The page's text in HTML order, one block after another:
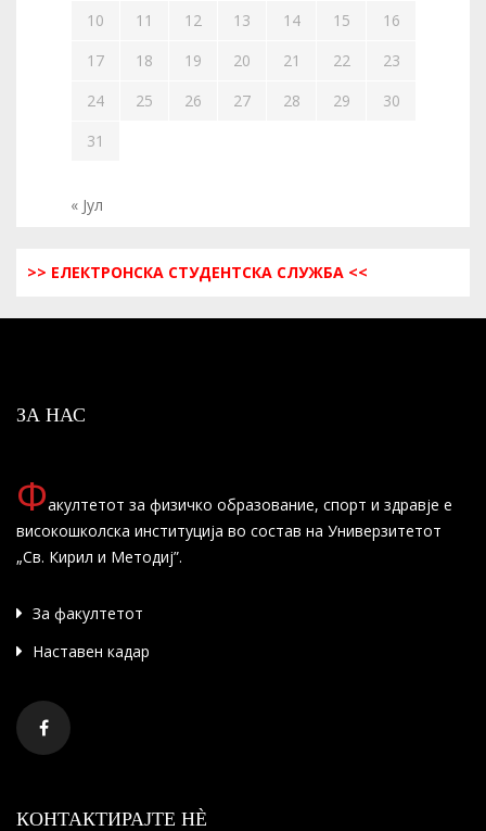
10 11 12 13 14 15
16
17
18 19 20 21 22
23
24
25 26 27 28 29
30
31
« Јул
>> ЕЛЕКТРОНСКА СТУДЕНТСКА СЛУЖБА <<
ЗА НАС
Факултетот за физичко образование, спорт и здравје е
високошколска институција во состав на Универзитетот
„Св. Кирил и Методиј”.
За факултетот
Наставен кадар
КОНТАКТИРАЈТЕ НÈ